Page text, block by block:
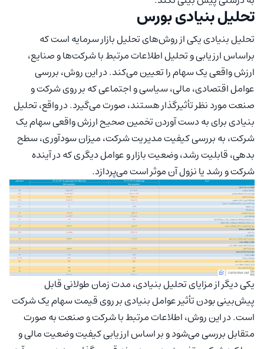
تحلیل بنیادی بورس
تحلیل بنیادی یکی از روش‌های تحلیل بازار سرمایه است که
براساس ارزیابی و تحلیل اطلاعات مرتبط با شرکت‌ها و صنایع،
ارزش واقعی یک سهام را تعیین می‌کند. در این روش، بررسی
عوامل اقتصادی، مالی، سیاسی و اجتماعی که بر روی شرکت و
صنعت مورد نظر تأثیرگذار هستند، صورت می‌گیرد. در واقع، تحلیل
بنیادی برای به دست آوردن تخمین صحیح ارزش واقعی سهام یک
شرکت، به بررسی کیفیت مدیریت شرکت، میزان سودآوری، سطح
بدهی، قابلیت رشد، وضعیت بازار و عوامل دیگری که در آینده
شرکت و رشد یا نزول آن موثر است می‌پردازد.
یکی دیگر از مزایای تحلیل بنیادی، مدت زمان طولانی قابل
پیش‌بینی بودن تأثیر عوامل بنیادی بر روی قیمت سهام یک شرکت
است. در این روش، اطلاعات مرتبط با شرکت و صنعت به صورت
متقابل بررسی می‌شود و بر اساس ارزیابی کیفیت وضعیت مالی و